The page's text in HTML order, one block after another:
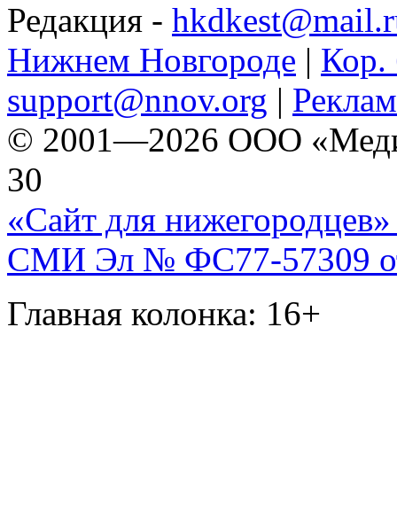
Редакция -
Нижнем Новгороде | Кор.
support@nnov.org |
© 2001—2026 ООО
30
«Сайт для нижегородцев»
СМИ Эл № ФС77-57309
Главная колонка: 16+